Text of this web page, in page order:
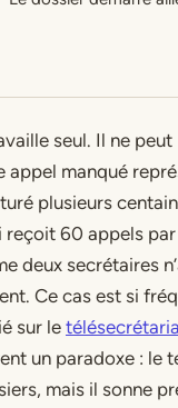
seul. Il ne peut
appel manqué
plusieurs
reçoit 60 appels
deux secrétaires
Ce cas est si
sur le
un paradoxe : le
mais il sonne